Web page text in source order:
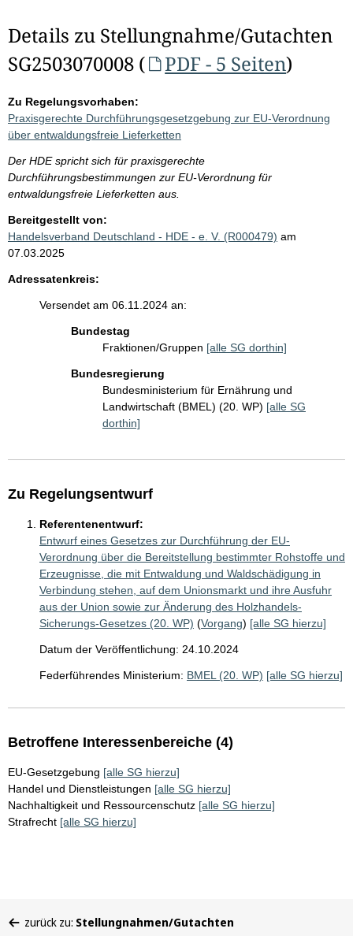
Details zu Stellungnahme/Gutachten
SG2503070008 (
PDF - 5 Seiten)
Zu Regelungsvorhaben:
Praxisgerechte Durchführungsgesetzgebung zur EU-Verordnung
über entwaldungsfreie Lieferketten
Der HDE spricht sich für praxisgerechte
Durchführungsbestimmungen zur EU-Verordnung für
entwaldungsfreie Lieferketten aus.
Bereitgestellt von:
Handelsverband Deutschland - HDE - e. V. (R000479) am
07.03.2025
Adressatenkreis:
Versendet am 06.11.2024 an:
Bundestag
Fraktionen/Gruppen [alle SG dorthin]
Bundesregierung
Bundesministerium für Ernährung und
Landwirtschaft (BMEL) (20. WP) [alle SG
dorthin]
Zu Regelungsentwurf
Referentenentwurf:
Entwurf eines Gesetzes zur Durchführung der EU-
Verordnung über die Bereitstellung bestimmter Rohstoffe und
Erzeugnisse, die mit Entwaldung und Waldschädigung in
Verbindung stehen, auf dem Unionsmarkt und ihre Ausfuhr
aus der Union sowie zur Änderung des Holzhandels-
Sicherungs-Gesetzes (20. WP) (Vorgang) [alle SG hierzu]
Datum der Veröffentlichung: 24.10.2024
Federführendes Ministerium: BMEL (20. WP) [alle SG hierzu]
Betroffene Interessenbereiche (4)
EU-Gesetzgebung [alle SG hierzu]
Handel und Dienstleistungen [alle SG hierzu]
Nachhaltigkeit und Ressourcenschutz [alle SG hierzu]
Strafrecht [alle SG hierzu]
befinden
zurück zu: Stellungnahmen/Gutachten